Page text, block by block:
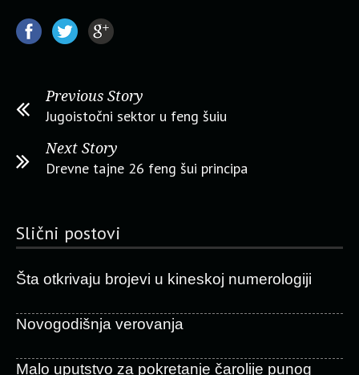
Previous Story
Jugoistočni sektor u feng šuiu
Next Story
Drevne tajne 26 feng šui principa
Slični postovi
Šta otkrivaju brojevi u kineskoj numerologiji
Novogodišnja verovanja
Malo uputstvo za pokretanje čarolije punog